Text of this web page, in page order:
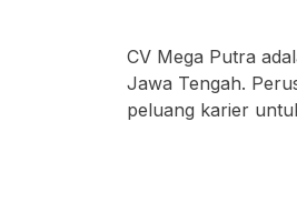
CV Mega Putra
Jawa Tengah.
peluang karier